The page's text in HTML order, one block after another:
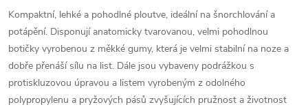
Kompaktní, lehké a pohodlné ploutve, ideální na šnorchlování a
potápění. Disponují anatomicky tvarovanou, velmi pohodlnou
botičky vyrobenou z měkké gumy, která je velmi stabilní na noze a
dobře přenáší sílu na list. Dále jsou vybaveny podrážkou s
protiskluzovou úpravou a listem vyrobeným z odolného
polypropylenu a pryžových pásů zvyšujících pružnost a životnost